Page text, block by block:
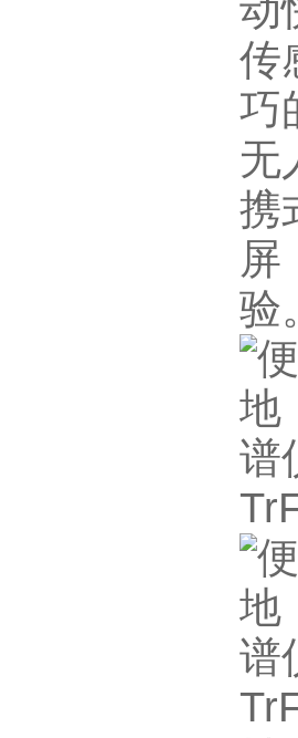
动
传
巧
无
携
屏
验